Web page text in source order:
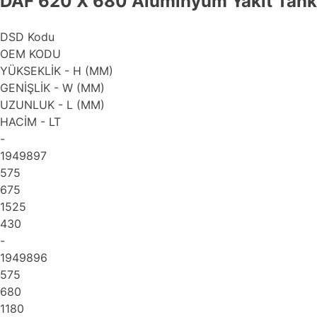
DSD Kodu
OEM KODU
YÜKSEKLİK - H (MM)
GENİŞLİK - W (MM)
UZUNLUK - L (MM)
HACİM - LT
-
1949897
575
675
1525
430
-
1949896
575
680
1180